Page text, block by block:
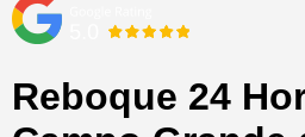
Reboque 24